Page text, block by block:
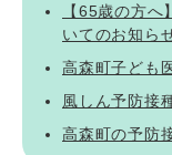
【65歳の方
いてのお知ら
高森町子ども
風しん予防接
高森町の予防